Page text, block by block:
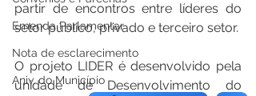
Emenda Parlamentar
Nota de esclarecimento
Aniv. do Município
partir de encontros entre líderes do
setor público, privado e terceiro setor.
O projeto LIDER é desenvolvido pela
unidade de Desenvolvimento do